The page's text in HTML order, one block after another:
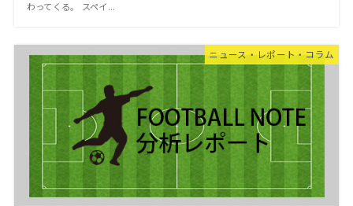
わってくる。 スペイ...
ニュース・レポート・コラム